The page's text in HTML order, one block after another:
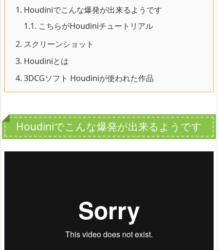
1. Houdiniでこんな爆発が出来るようです
1.1. こちらがHoudiniチュートリアル
2. スクリーンショット
3. Houdiniとは
4. 3DCGソフト Houdiniが使われた作品
Houdiniでこんな爆発が出来るようです